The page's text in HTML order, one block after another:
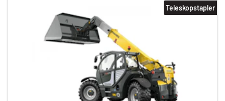
Teleskopstapler